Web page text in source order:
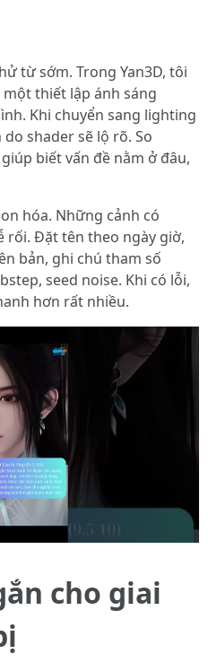
từ sớm. Trong Yan3D, tôi
thiết lập ánh sáng
Khi chuyển sang lighting
shader sẽ lộ rõ. So
biết vấn đề nằm ở đâu,
hóa. Những cảnh có
rối. Đặt tên theo ngày giờ,
bản, ghi chú tham số
seed noise. Khi có lỗi,
hơn rất nhiều.
cho giai